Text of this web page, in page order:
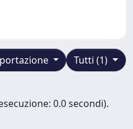
Tutti (1)
0.0 secondi).